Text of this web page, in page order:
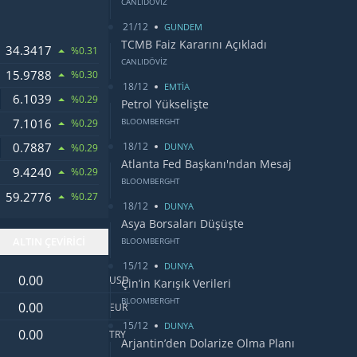
34.3417 %0.31
15.9788 %0.30
6.1039 %0.29
7.1016 %0.29
0.7887 %0.29
9.4240 %0.29
59.2776 %0.27
Dolar değeri USD
Euro değeri EUR
Türk Lirası değeri
TRY
21/12 GUNDEM
TCMB Faiz Kararını Açıkladı
CANLIDÖVİZ
18/12 EMTİA
Petrol Yükselişte
BLOOMBERGHT
18/12 DUNYA
Atlanta Fed Başkanı'ndan Mesaj
BLOOMBERGHT
18/12 DUNYA
Asya Borsaları Düşüşte
BLOOMBERGHT
15/12 DUNYA
Çin’in Karışık Verileri
BLOOMBERGHT
15/12 DUNYA
Arjantin’den Dolarize Olma Planı